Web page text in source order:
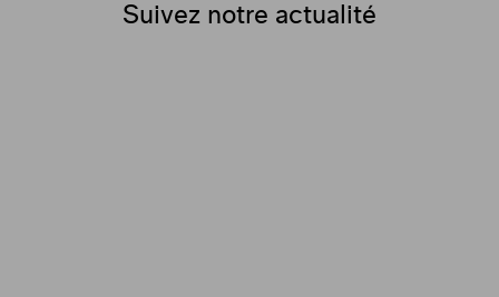
Suivez notre actualité